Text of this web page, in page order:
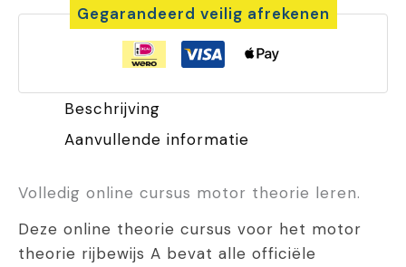
online
Edudrive
aantal
Gegarandeerd veilig afrekenen
Beschrijving
Aanvullende informatie
Volledig online cursus motor theorie leren.
Deze online theorie cursus voor het motor
theorie rijbewijs A bevat alle officiële